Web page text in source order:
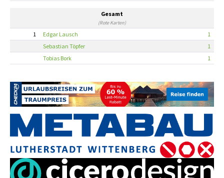
Gesamt
(Rote Karten)
1 Edgar Lausch
1
Sebastian Töpfer
1
Tobias Bork
1